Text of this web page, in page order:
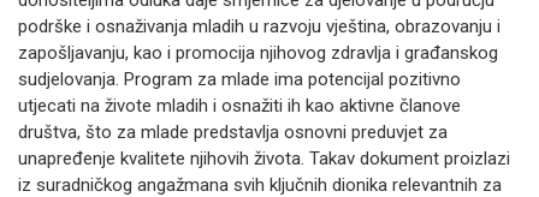
podrške i osnaživanja mladih u razvoju vještina, obrazovanju i
zapošljavanju, kao i promocija njihovog zdravlja i građanskog
sudjelovanja. Program za mlade ima potencijal pozitivno
utjecati na živote mladih i osnažiti ih kao aktivne članove
društva, što za mlade predstavlja osnovni preduvjet za
unapređenje kvalitete njihovih života. Takav dokument proizlazi
iz suradničkog angažmana svih ključnih dionika relevantnih za